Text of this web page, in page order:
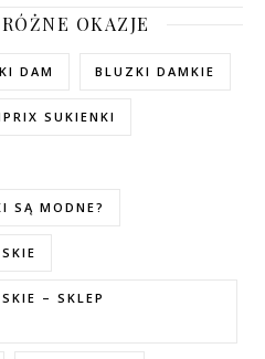
OKAZJE
DAM BLUZKI DAMKIE
SUKIENKI
SĄ MODNE?
– SKLEP